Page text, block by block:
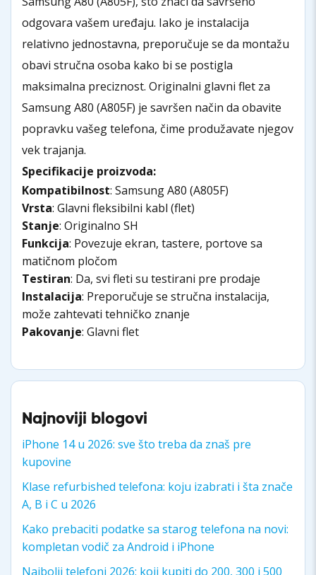
odgovara vašem uređaju. Iako je instalacija
relativno jednostavna, preporučuje se da montažu
obavi stručna osoba kako bi se postigla
maksimalna preciznost. Originalni glavni flet za
Samsung A80 (A805F) je savršen način da obavite
popravku vašeg telefona, čime produžavate njegov
vek trajanja.
Specifikacije proizvoda:
Kompatibilnost: Samsung A80 (A805F)
Vrsta: Glavni fleksibilni kabl (flet)
Stanje: Originalno SH
Funkcija: Povezuje ekran, tastere, portove sa
matičnom pločom
Testiran: Da, svi fleti su testirani pre prodaje
Instalacija: Preporučuje se stručna instalacija,
može zahtevati tehničko znanje
Pakovanje: Glavni flet
Najnoviji blogovi
iPhone 14 u 2026: sve što treba da znaš pre
kupovine
Klase refurbished telefona: koju izabrati i šta znače
A, B i C u 2026
Kako prebaciti podatke sa starog telefona na novi:
kompletan vodič za Android i iPhone
Najbolji telefoni 2026: koji kupiti do 200, 300 i 500